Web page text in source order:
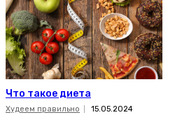
Что такое диета
Худеем правильно 15.05.2024